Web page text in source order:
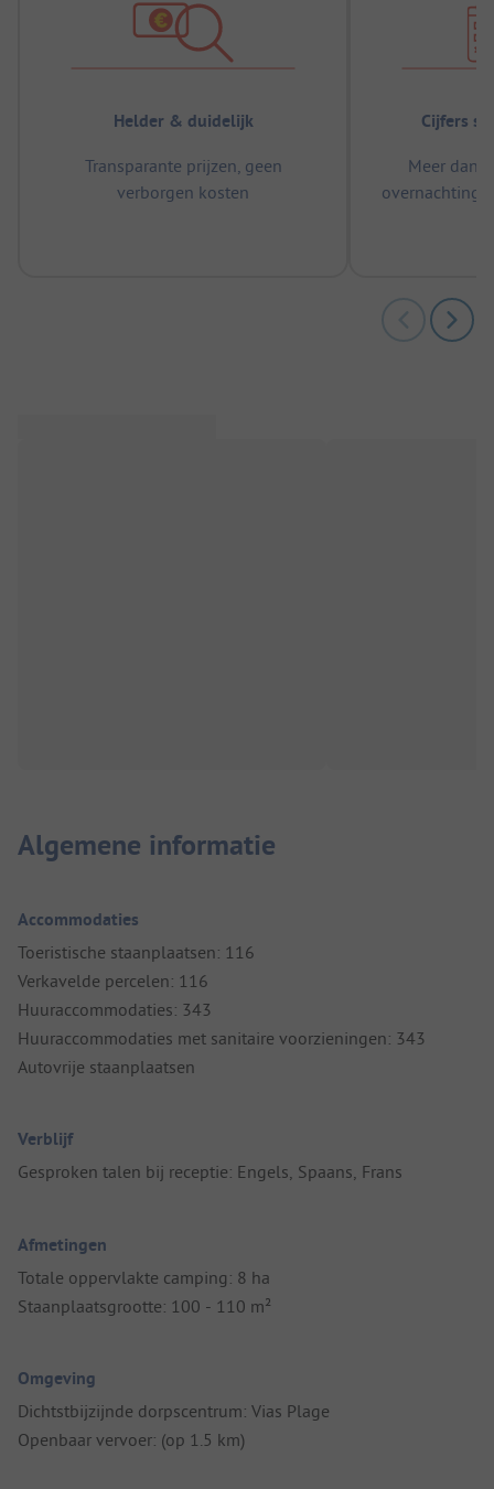
Helder & duidelijk
Transparante prijzen, geen
verborgen kosten
Cijfers
Meer dan
Algemene informatie
Accommodaties
Toeristische staanplaatsen: 116
Verkavelde percelen: 116
Huuraccommodaties: 343
Huuraccommodaties met sanitaire voorzieningen: 343
Autovrije staanplaatsen
Verblijf
Gesproken talen bij receptie: Engels, Spaans, Frans
Afmetingen
Totale oppervlakte camping: 8 ha
Staanplaatsgrootte: 100 - 110 m²
Omgeving
Dichtstbijzijnde dorpscentrum: Vias Plage
Openbaar vervoer: (op 1.5 km)